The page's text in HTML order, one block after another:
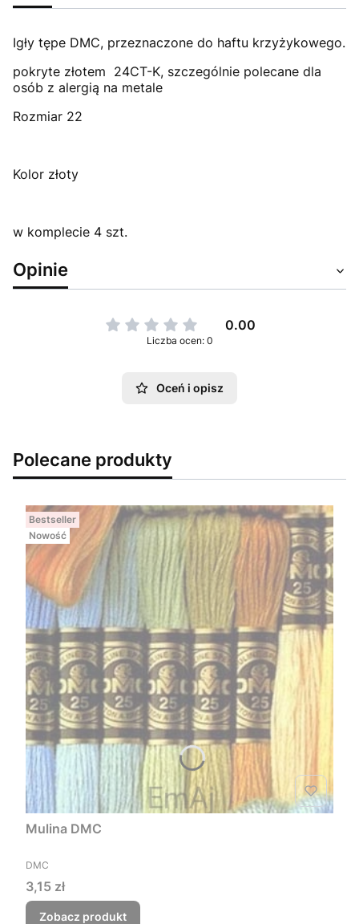
Igły tępe DMC, przeznaczone do haftu krzyżykowego.
pokryte złotem 24CT-K, szczególnie polecane dla
osób z alergią na metale
Rozmiar 22
Kolor złoty
w komplecie 4 szt.
Opinie
0.00
Liczba ocen: 0
Oceń i opisz
Polecane produkty
Bestseller
Nowość
Mulina DMC
PRODUCENT
DMC
Cena
3,15 zł
Zobacz produkt